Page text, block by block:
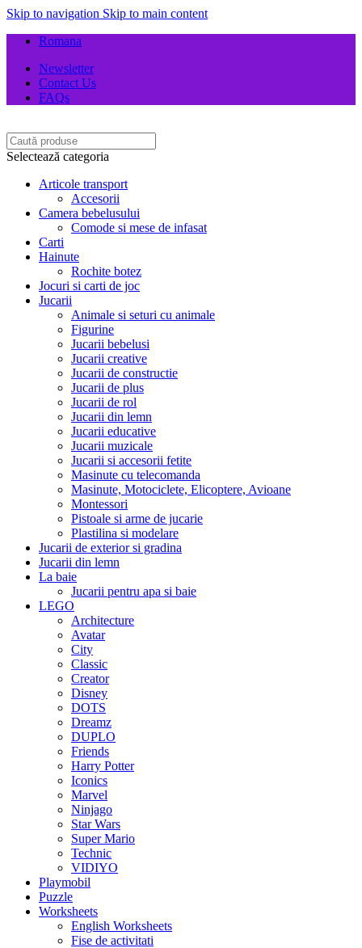
Skip to navigation Skip to main content
Romana
Newsletter
Contact Us
FAQs
Selectează categoria
Articole transport
Accesorii
Camera bebelusului
Comode si mese de infasat
Carti
Hainute
Rochite botez
Jocuri si carti de joc
Jucarii
Animale si seturi cu animale
Figurine
Jucarii bebelusi
Jucarii creative
Jucarii de constructie
Jucarii de plus
Jucarii de rol
Jucarii din lemn
Jucarii educative
Jucarii muzicale
Jucarii si accesorii fetite
Masinute cu telecomanda
Masinute, Motociclete, Elicoptere, Avioane
Montessori
Pistoale si arme de jucarie
Plastilina si modelare
Jucarii de exterior si gradina
Jucarii din lemn
La baie
Jucarii pentru apa si baie
LEGO
Architecture
Avatar
City
Classic
Creator
Disney
DOTS
Dreamz
DUPLO
Friends
Harry Potter
Iconics
Marvel
Ninjago
Star Wars
Super Mario
Technic
VIDIYO
Playmobil
Puzzle
Worksheets
English Worksheets
Fise de activitati